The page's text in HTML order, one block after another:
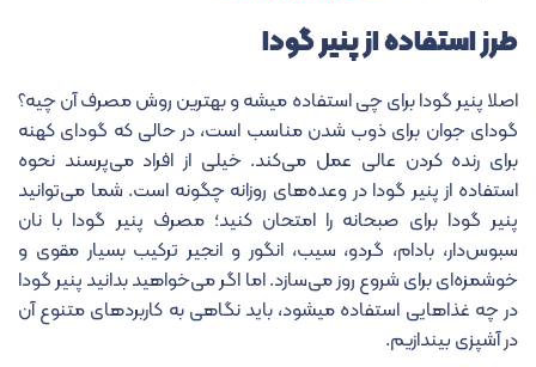
طرز استفاده از پنیر گودا
اصلا پنیر گودا برای چی استفاده میشه و بهترین روش مصرف آن چیه؟
گودای جوان برای ذوب شدن مناسب است، در حالی که گودای کهنه
برای رنده کردن عالی عمل می‌کند. خیلی از افراد می‌پرسند نحوه
استفاده از پنیر گودا در وعده‌های روزانه چگونه است. شما می‌توانید
پنیر گودا برای صبحانه را امتحان کنید؛ مصرف پنیر گودا با نان
سبوس‌دار، بادام، گردو، سیب، انگور و انجیر ترکیب بسیار مقوی و
خوشمزه‌ای برای شروع روز می‌سازد. اما اگر می‌خواهید بدانید پنیر گودا
در چه غذاهایی استفاده میشود، باید نگاهی به کاربردهای متنوع آن
در آشپزی بیندازیم.